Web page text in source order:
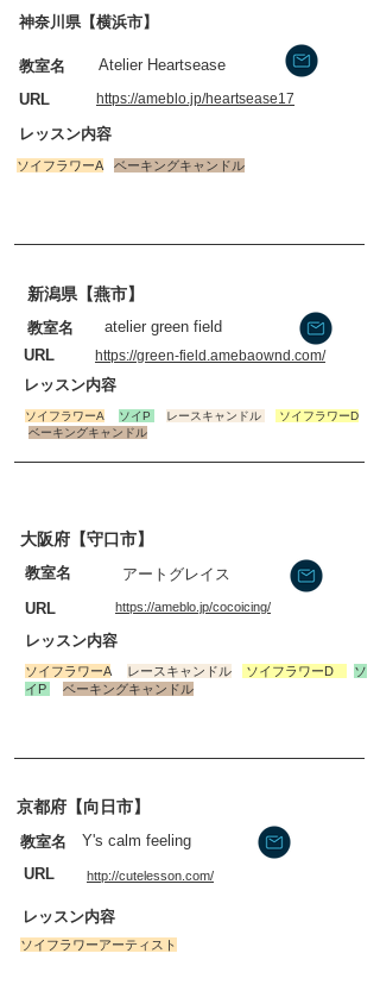
神奈川県【横浜市】
​教室名
​URL
Atelier Heartsease
https://ameblo.jp/heartsease17
​レッスン内容
​ソイフラワーA ベーキングキャンドル
新潟県【燕市】
​教室名
​URL
atelier green field
https://green-field.amebaownd.com/
​レッスン内容
​ソイフラワーA ソイP レースキャンドル
​ソイフラワーD
ベーキングキャンドル
大阪府【守口市】
​教室名
​URL
アートグレイス
https://ameblo.jp/cocoicing/
​レッスン内容
​ソイフラワーA レースキャンドル ​ソイフラワーD
ソ
イP
ベーキングキャンドル
京都府【向日市】
​教室名
​URL
Y's calm feeling
http://cutelesson.com/
​レッスン内容
ソイフラワーアーティスト